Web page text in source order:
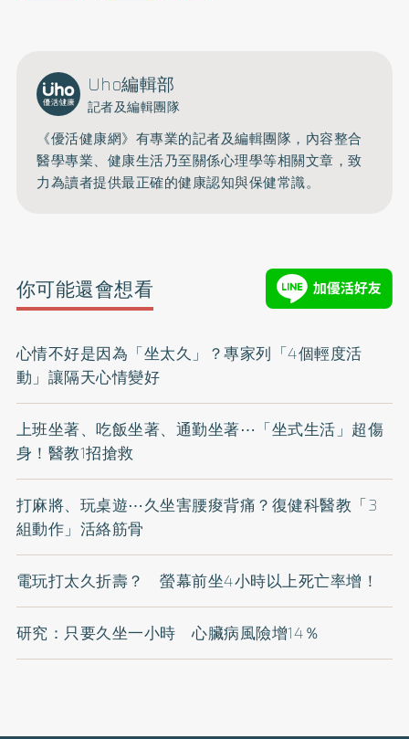
Uho編輯部
記者及編輯團隊
《優活健康網》有專業的記者及編輯團隊，內容整合
醫學專業、健康生活乃至關係心理學等相關文章，致
力為讀者提供最正確的健康認知與保健常識。
你可能還會想看
心情不好是因為「坐太久」？專家列「4個輕度活
動」讓隔天心情變好
上班坐著、吃飯坐著、通勤坐著⋯「坐式生活」超傷
身！醫教1招搶救
打麻將、玩桌遊⋯久坐害腰痠背痛？復健科醫教「3
組動作」活絡筋骨
電玩打太久折壽？ 螢幕前坐4小時以上死亡率增！
研究：只要久坐一小時 心臟病風險增14％